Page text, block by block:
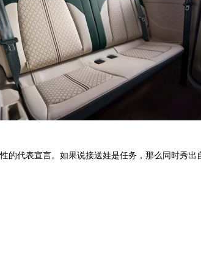
代表宣言。如果说接送娃是任务，那么同时秀